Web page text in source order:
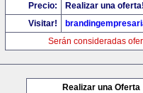
Precio:
Realizar una
Visitar!
Serán consideradas
Realizar una Oferta